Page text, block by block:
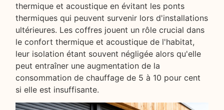
thermique et acoustique en évitant les ponts
thermiques qui peuvent survenir lors d'installations
ultérieures. Les coffres jouent un rôle crucial dans
le confort thermique et acoustique de l'habitat,
leur isolation étant souvent négligée alors qu'elle
peut entraîner une augmentation de la
consommation de chauffage de 5 à 10 pour cent
si elle est insuffisante.